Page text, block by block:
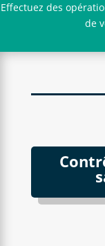
Effectuez des
de